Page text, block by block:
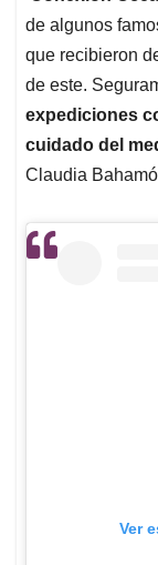
de algunos
que recibieron
de este.
expediciones
cuidado del
Claudia
Ver